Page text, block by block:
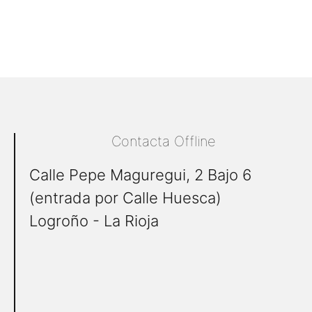
Contacta Offline
Calle Pepe Maguregui, 2 Bajo 6
(entrada por Calle Huesca)
Logroño - La Rioja